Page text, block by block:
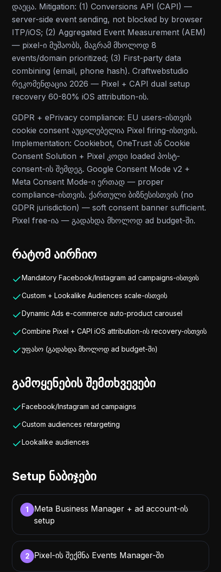
დაეცა. Mitigation: (1) Conversions API (CAPI) —
server-side event sending, not blocked by browser
ITP/iOS; (2) Aggregated Event Measurement (AEM)
— pixel-ი მუშაობს, მაგრამ მხოლოდ 8
events/domain prioritized; (3) First-party data
combining (email, phone hash). Craftwebstudio
რეკომენდაცია 2026 — Pixel + CAPI dual setup
recovery 60-80% iOS attribution-ის.
GDPR + ePrivacy compliance: EU users-ისთვის
cookie consent აუცილებელია Pixel firing-ისთვის.
Implementation: Cookiebot, OneTrust ან Cookie
Consent Solution + Pixel კოდი loaded პოსტ-
consent-ის შემდეგ. Google Consent Mode v2 +
Meta Consent Mode-ი ერთად — proper
compliance-ისთვის. ქართული ბიზნესისთვის (no
GDPR jurisdiction) — soft consent banner sufficient.
Pixel free-ია — გადახდა მხოლოდ ad budget-ში.
რატომ აირჩიო
Mandatory Facebook/Instagram ad campaigns-ისთვის
Custom + Lookalike Audiences scale-ისთვის
Dynamic Ads e-commerce auto-product carousel
Combine Pixel + CAPI iOS attribution-ის recovery-ისთვის
უფასო (გადახდა მხოლოდ ad budget-ში)
გამოყენების შემთხვევები
Facebook/Instagram ad campaigns
Custom audiences retargeting
Lookalike audiences
Setup ნაბიჯები
1
Meta Business Manager + ad account-ის
setup
2 Pixel-ის შექმნა Events Manager-ში